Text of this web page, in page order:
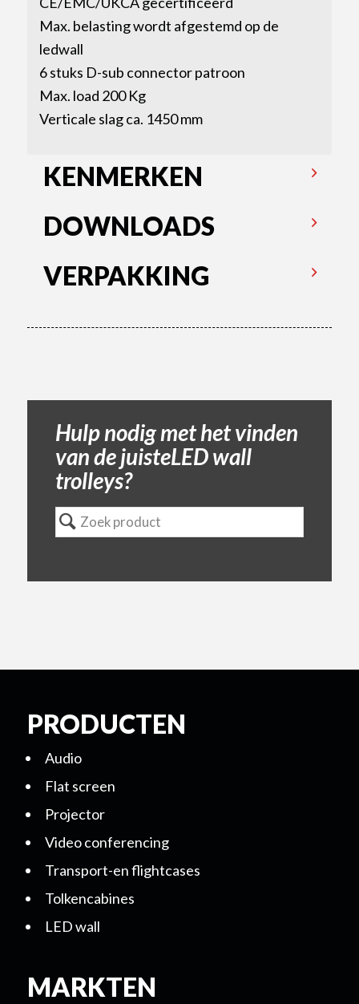
Max. belasting wordt afgestemd op de
ledwall
6 stuks D-sub connector patroon
Max. load 200 Kg
Verticale slag ca. 1450 mm
KENMERKEN
DOWNLOADS
VERPAKKING
Hulp nodig met het vinden
van de juisteLED wall
trolleys?
PRODUCTEN
Audio
Flat screen
Projector
Video conferencing
Transport-en flightcases
Tolkencabines
LED wall
MARKTEN